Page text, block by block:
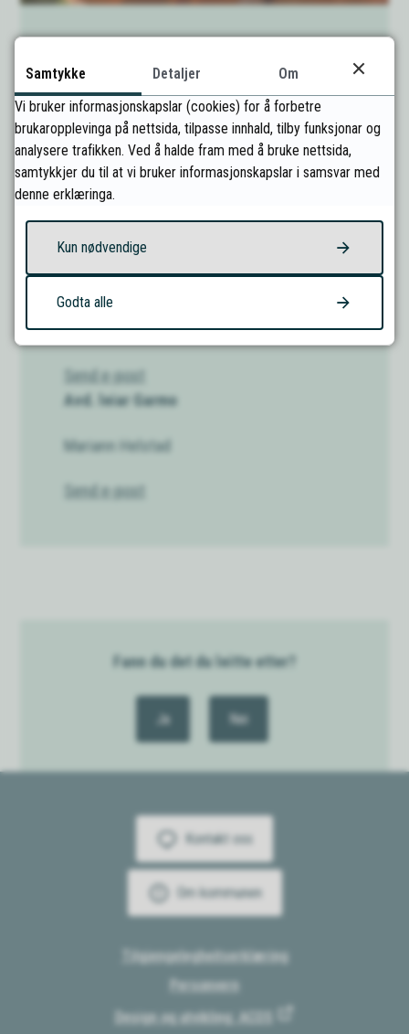
Lom
Styrar
Magnhild Beate Galde
46 92 13 94
Gerd Øyberg
Send e-post
Avd. leiar Garmo
Mariann Helstad
Send e-post
Fann du det du leitte etter?
Ja Nei
Kontakt oss
Om kommunen
Tilgjengelegheitserklæring
Personvern
Design og utvikling: ACOS
Samtykke Detaljer
Om
Vi bruker informasjonskapslar (cookies) for å forbetre
brukaropplevinga på nettsida, tilpasse innhald, tilby funksjonar og
analysere trafikken. Ved å halde fram med å bruke nettsida,
samtykkjer du til at vi bruker informasjonskapslar i samsvar med
denne erklæringa.
Kun nødvendige
Godta alle